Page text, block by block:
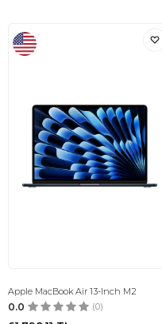
Apple MacBook Air 13-Inch M2
0.0 (0)